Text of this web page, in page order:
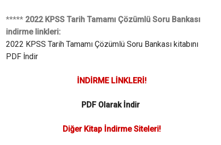
***** 2022 KPSS Tarih Tamamı Çözümlü Soru Bankası
indirme linkleri:
2022 KPSS Tarih Tamamı Çözümlü Soru Bankası kitabını
PDF İndir
İNDİRME LİNKLERİ!
PDF Olarak İndir
Diğer Kitap İndirme Siteleri!